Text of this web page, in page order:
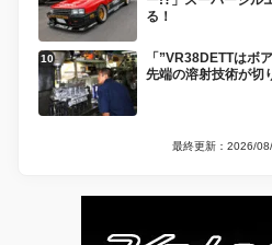
る！
「”VR38DETTはボ
先端の溶射技術が切
最終更新：2026/